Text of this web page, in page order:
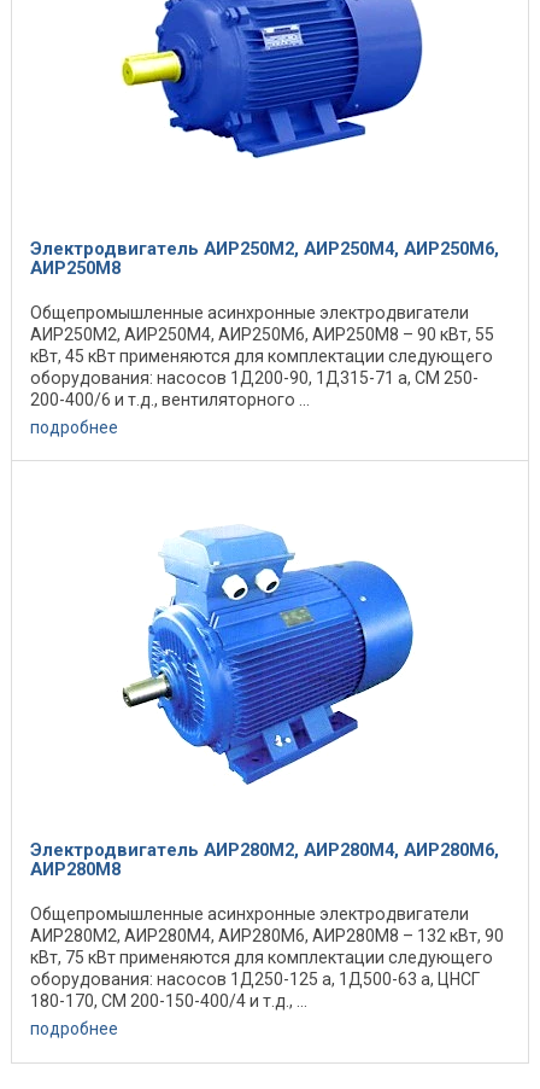
Электродвигатель АИР250М2, АИР250М4, АИР250М6,
АИР250М8
Общепромышленные асинхронные электродвигатели
АИР250М2, АИР250М4, АИР250М6, АИР250М8 – 90 кВт, 55
кВт, 45 кВт применяются для комплектации следующего
оборудования: насосов 1Д200-90, 1Д315-71 а, СМ 250-
200-400/6 и т.д., вентиляторного ...
подробнее
Электродвигатель АИР280M2, АИР280M4, АИР280M6,
АИР280M8
Общепромышленные асинхронные электродвигатели
АИР280M2, АИР280M4, АИР280M6, АИР280M8 – 132 кВт, 90
кВт, 75 кВт применяются для комплектации следующего
оборудования: насосов 1Д250-125 а, 1Д500-63 а, ЦНСГ
180-170, СМ 200-150-400/4 и т.д., ...
подробнее